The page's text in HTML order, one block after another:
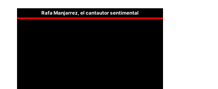
Rafa Manjarrez, el cantautor sentimental